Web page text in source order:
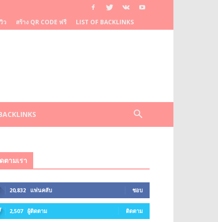
ว สร้าง QR CODE ฟรี LIST OF BACKLINKS
ตามเรา
20,832 แฟนคลับ ชอบ
2,507 ผู้ติดตาม ติดตาม